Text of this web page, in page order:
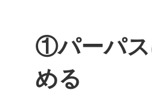
①パーパス
める